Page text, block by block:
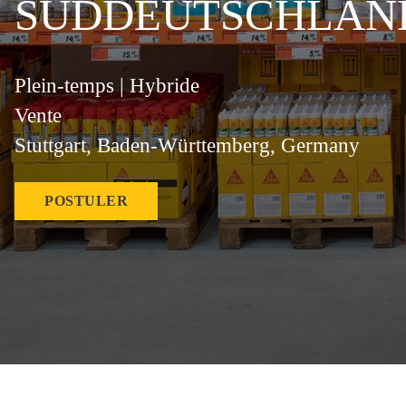
Plein-temps | Hybride
Vente
Stuttgart, Baden-Württemberg, Germany
POSTULER